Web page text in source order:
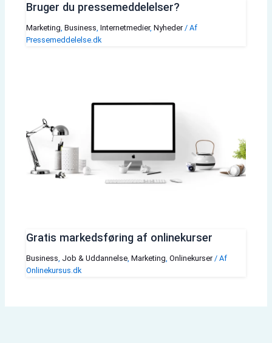
Bruger du pressemeddelelser?
Marketing, Business, Internetmedier, Nyheder/ Af
Pressemeddelelse.dk
Gratis markedsføring af onlinekurser
Business, Job & Uddannelse, Marketing, Onlinekurser/ Af
Onlinekursus.dk